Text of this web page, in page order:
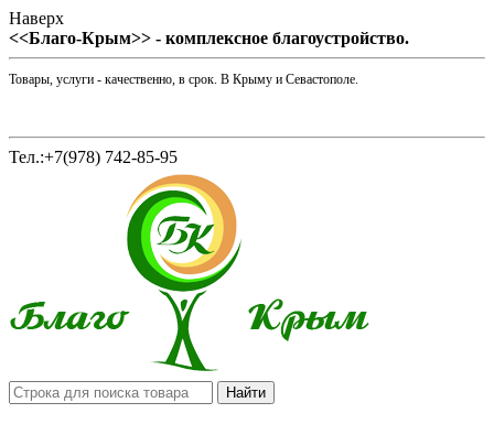
Наверх
<<Благо-Крым>> - комплексное благоустройство.
Товары, услуги - качественно, в срок. В Крыму и Севастополе.
Тел.:+7(978) 742-85-95